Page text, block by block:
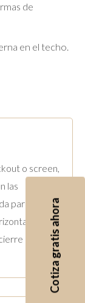
de
en el techo.
o screen,
las
para
Cotiza gratis ahora